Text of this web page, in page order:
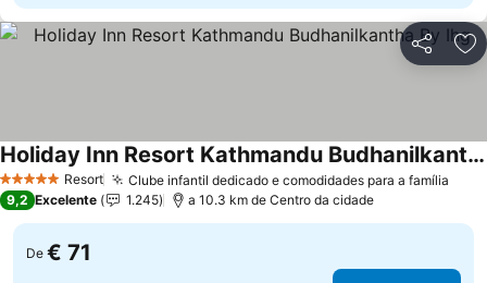
Partilhar
5 Estrelas Resort Clube infantil dedicado e comodidades para a família
Holiday Inn Resort Kathmandu Budhanilkantha By Ihg
9,2 Excelente 1.245 a 10.3 km de Centro da cidade
De € 71